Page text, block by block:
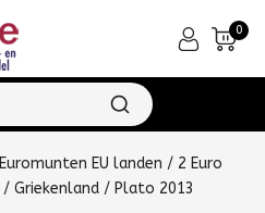
0
Euromunten EU landen / 2 Euro
/ Griekenland / Plato 2013